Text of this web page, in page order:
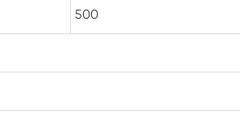
испытаний
теста
500